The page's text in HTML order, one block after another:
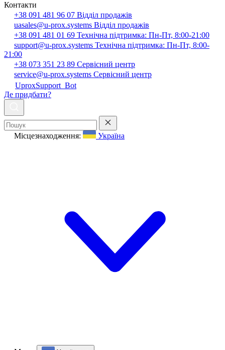
Контакти
+38 091 481 96 07 Відділ продажів
uasales@u-prox.systems Відділ продажів
+38 091 481 01 69 Технічна підтримка: Пн-Пт, 8:00-21:00
support@u-prox.systems Технічна підтримка: Пн-Пт, 8:00-
21:00
+38 073 351 23 89 Сервісний центр
service@u-prox.systems Сервісний центр
UproxSupport_Bot
Де придбати?
Місцезнаходження: Україна